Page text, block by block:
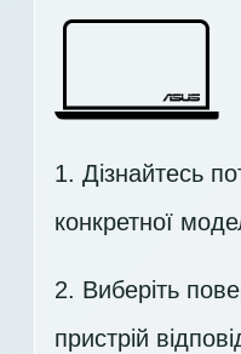
1. Дізнайтесь
конкретної
2. Виберіть
пристрій